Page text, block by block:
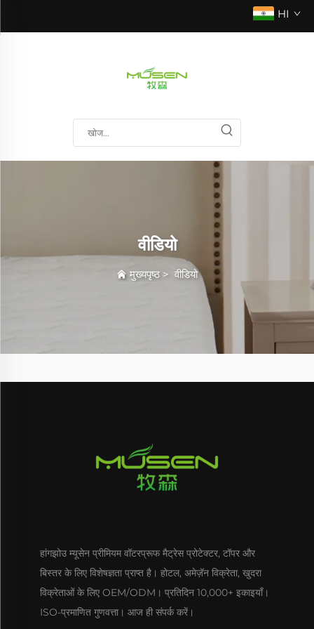
HI
वीडियो
मुख्यपृष्ठ > वीडियो
हांगझोउ म्यूसेन प्रीमियम वॉटरप्रूफ मैट्रेस प्रोटेक्टर, टॉपर और
बिस्तर के लिए विशेषज्ञता प्राप्त है। होटल, अमेज़ॅन विक्रेता, खुदरा
विक्रेताओं के लिए OEM/ODM। प्रतिदिन 10,000+ इकाइयाँ।
ISO-प्रमाणित गुणवत्ता। आज ही संपर्क करें।